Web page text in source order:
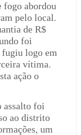
fogo abordou
pelo local.
de R$
foi
logo em
vítima.
ação o
assalto foi
ao distrito
um